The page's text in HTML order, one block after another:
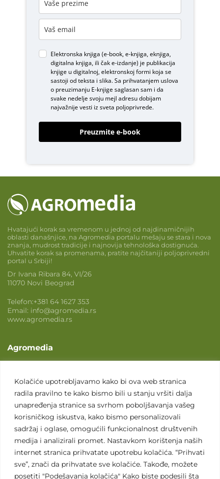
Kolačiće upotrebljavamo kako bi ova web stranica
radila pravilno te kako bismo bili u stanju vršiti dalja
unapređenja stranice sa svrhom poboljšavanja vašeg
korisničkog iskustva, kako bismo personalizovali
sadržaj i oglase, omogućili funkcionalnost društvenih
medija i analizirali promet. Nastavkom korištenja naših
internet stranica prihvatate upotrebu kolačića. “Prihvati
sve”, znači da prihvatate sve kolačiće. Takođe, možete
posetiti "Podešavanja kolačića" Kako biste podesili šta
Elektronska knjiga (e-book, e-knjiga, eknjiga,
digitalna knjiga, ili čak e-izdanje) je publikacija
knjige u digitalnoj, elektronskoj formi koja se
sastoji od teksta i slika. Sa prihvatanjem uslova
o preuzimanju E-knjigesaglasan sam i da
svake nedelje svoju mejl adresu dobijam
najvažnije vesti iz sveta poljoprivrede.
Preuzmite e-book
Hvatajući korak sa vremenom u jednoj od najdinamičnijih
oblasti današnjice, na Agromedia portalu mešaju se stara i nova
znanja, mudrost tradicije i najnovija tehnološka dostignuća.
Uhvatite korak sa promenama, pratite najčitaniji poljoprivredni
portal u Srbiji!
Dr Ivana Ribara 84, VI/26
11070 Novi Beograd
Telefon:+381 64 1627 353
Email: info@agromedia.rs
www.agromedia.rs
Agromedia
Svet poljoprivrede
Marketing usluge
Tražimo saradnike
Kontakt
Kontakt